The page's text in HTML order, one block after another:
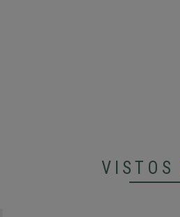
VISTOS